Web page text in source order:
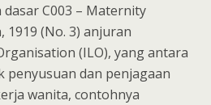
C003 – Maternity
1919 (No. 3) anjuran
(ILO), yang antara
penyusuan dan penjagaan
wanita, contohnya